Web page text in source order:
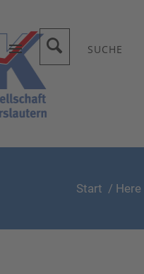
SUCHE
Start / Here